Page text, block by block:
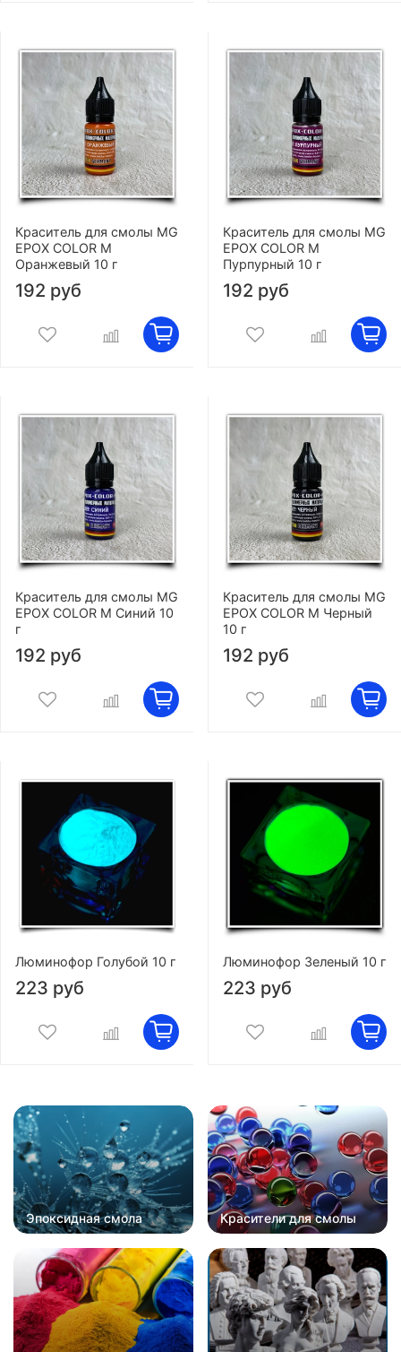
Краситель для смолы MG
EPOX COLOR M
Оранжевый 10 г
192 руб
Краситель для смолы MG
EPOX COLOR M
Пурпурный 10 г
192 руб
Краситель для смолы MG
EPOX COLOR M Синий 10
г
192 руб
Краситель для смолы MG
EPOX COLOR M Черный
10 г
192 руб
Люминофор Голубой 10 г
223 руб
Люминофор Зеленый 10 г
223 руб
Эпоксидная смола Красители для смолы